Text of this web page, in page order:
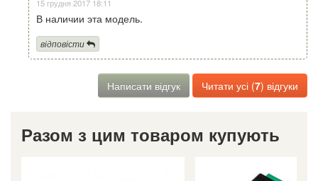
15 грудня 2017 18:11
В наличии эта модель.
відповісти
Написати відгук Читати усі (7) відгуки
Разом з цим товаром купують